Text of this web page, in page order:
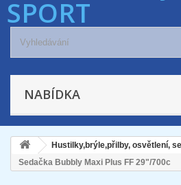
SPORT
NABÍDKA
Hustilky,brýle,přilby, osvětlení,
Sedačka Bubbly Maxi Plus FF 29"/700c